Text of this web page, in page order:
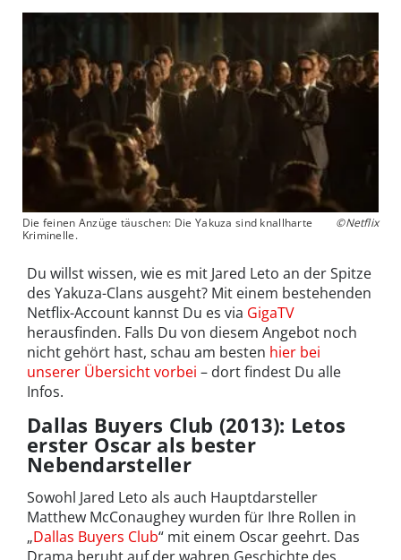
Die feinen Anzüge täuschen: Die Yakuza sind knallharte
Kriminelle.
©Netflix
Du willst wissen, wie es mit Jared Leto an der Spitze
des Yakuza-Clans ausgeht? Mit einem bestehenden
Netflix-Account kannst Du es via GigaTV
herausfinden. Falls Du von diesem Angebot noch
nicht gehört hast, schau am besten hier bei
unserer Übersicht vorbei – dort findest Du alle
Infos.
Dallas Buyers Club (2013): Letos
erster Oscar als bester
Nebendarsteller
Sowohl Jared Leto als auch Hauptdarsteller
Matthew McConaughey wurden für Ihre Rollen in
„Dallas Buyers Club“ mit einem Oscar geehrt. Das